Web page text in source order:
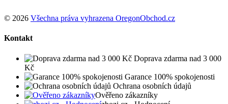
© 2026 Všechna práva vyhrazena OregonObchod.cz
Kontakt
Doprava zdarma nad 3 000
Kč
Garance 100% spokojenosti
Ochrana osobních údajů
Ověřeno zákazníky